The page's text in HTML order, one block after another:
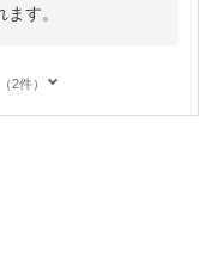
す。
2件）